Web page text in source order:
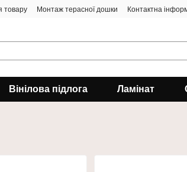
товару Монтаж терасної дошки Контактна
Вінілова підлога Ламінат